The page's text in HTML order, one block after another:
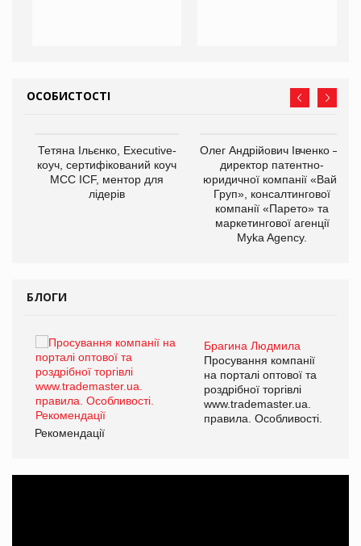
ОСОБИСТОСТІ
Тетяна Ільєнко, Executive-
коуч, сертифікований коуч
МСС ICF, ментор для
лідерів
Олег Андрійович Івченко —
директор патентно-
юридичної компанії «Вайз
Груп», консалтингової
компанії «Парето» та
маркетингової агенції
Myka Agency.
БЛОГИ
Брагина Людмила
Просування компанії
на порталі оптової та
роздрібної торгівлі
www.trademaster.ua.
правила. Особливості.
Рекомендації